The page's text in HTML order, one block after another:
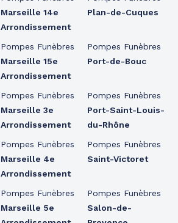
Marseille 14e
Arrondissement
Pompes Funèbres
Marseille 15e
Arrondissement
Pompes Funèbres
Marseille 3e
Arrondissement
Pompes Funèbres
Marseille 4e
Arrondissement
Pompes Funèbres
Marseille 5e
Plan-de-Cuques
Pompes Funèbres
Port-de-Bouc
Pompes Funèbres
Port-Saint-Louis-
du-Rhône
Pompes Funèbres
Saint-Victoret
Pompes Funèbres
Salon-de-